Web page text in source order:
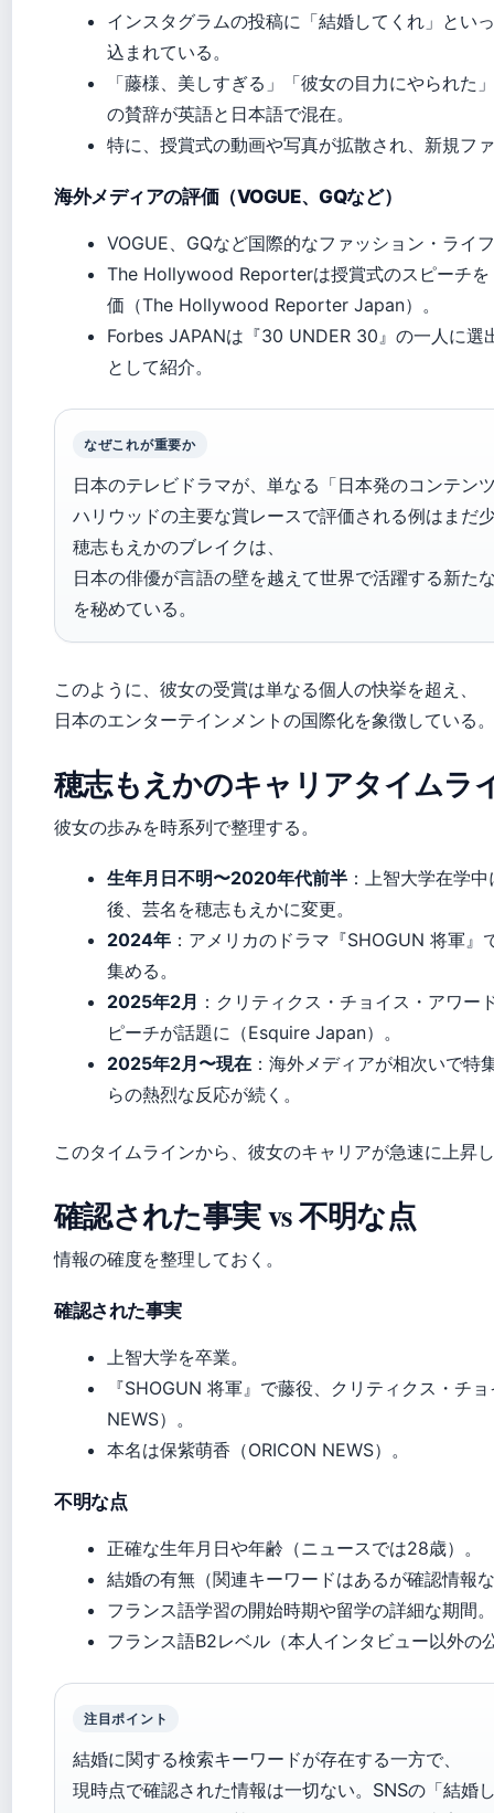
インスタグラムの投稿に「結婚してくれ」とい
込まれている。
「藤様、美しすぎる」「彼女の目力にやられた
の賛辞が英語と日本語で混在。
特に、授賞式の動画や写真が拡散され、新規フ
海外メディアの評価（VOGUE、GQなど）
VOGUE、GQなど国際的なファッション・ライ
The Hollywood Reporterは授賞式のスピーチを
価（The Hollywood Reporter Japan）。
Forbes JAPANは『30 UNDER 30』の一人に
として紹介。
なぜこれが重要か
日本のテレビドラマが、単なる「日本発のコンテン
ハリウッドの主要な賞レースで評価される例はまだ
穂志もえかのブレイクは、
日本の俳優が言語の壁を越えて世界で活躍する新た
を秘めている。
このように、彼女の受賞は単なる個人の快挙を超え、
日本のエンターテインメントの国際化を象徴している。
穂志もえかのキャリアタイムラ
彼女の歩みを時系列で整理する。
生年月日不明〜2020年代前半 ：上智大学在学
後、芸名を穂志もえかに変更。
2024年 ：アメリカのドラマ『SHOGUN 将軍
集める。
2025年2月 ：クリティクス・チョイス・アワー
ピーチが話題に（Esquire Japan）。
2025年2月〜現在 ：海外メディアが相次いで特
らの熱烈な反応が続く。
このタイムラインから、彼女のキャリアが急速に上昇
確認された事実 vs 不明な点
情報の確度を整理しておく。
確認された事実
上智大学を卒業。
『SHOGUN 将軍』で藤役、クリティクス・チ
NEWS）。
本名は保紫萌香（ORICON NEWS）。
不明な点
正確な生年月日や年齢（ニュースでは28歳）。
結婚の有無（関連キーワードはあるが確認情報
フランス語学習の開始時期や留学の詳細な期間。
フランス語B2レベル（本人インタビュー以外の
注目ポイント
結婚に関する検索キーワードが存在する一方で、
現時点で確認された情報は一切ない。SNSの「結婚